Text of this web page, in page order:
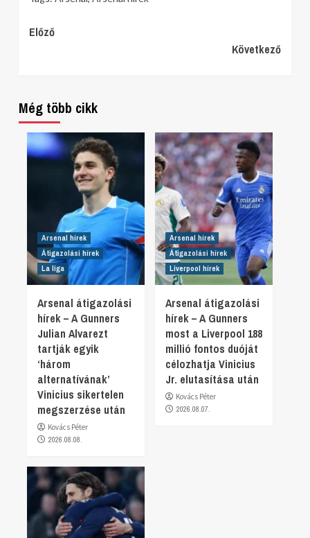
Continue
Előző
Következő
Még több cikk
Arsenal hírek
Átigazolási hírek
La liga
Arsenal átigazolási
hírek – A Gunners
Julian Alvarezt
tartják egyik
‘három
alternatívának’
Vinicius sikertelen
megszerzése után
Kovács Péter
2026.08.08.
Arsenal hírek
Átigazolási hírek
Liverpool hírek
Arsenal átigazolási
hírek – A Gunners
most a Liverpool 188
millió fontos duóját
célozhatja Vinicius
Jr. elutasítása után
Kovács Péter
2026.08.07.